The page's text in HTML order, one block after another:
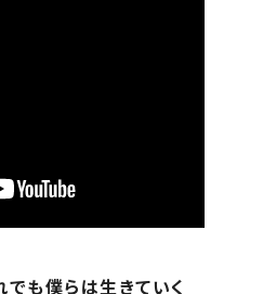
も僕らは生きていく